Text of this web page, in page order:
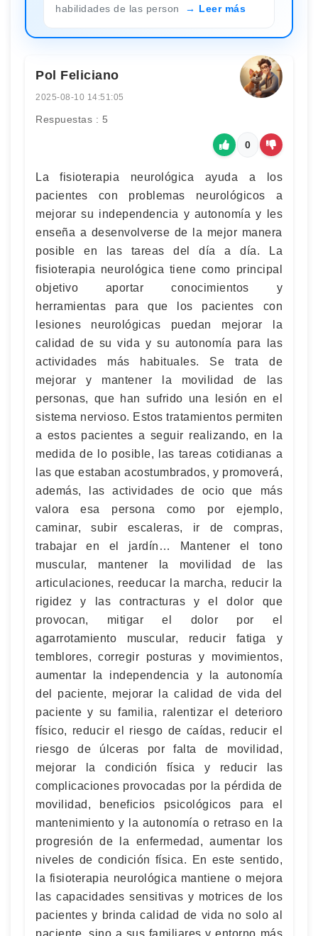
habilidades de las person
Leer más
Pol Feliciano
2025-08-10 14:51:05
Respuestas : 5
0
La fisioterapia neurológica ayuda a los
pacientes con problemas neurológicos a
mejorar su independencia y autonomía y les
enseña a desenvolverse de la mejor manera
posible en las tareas del día a día. La
fisioterapia neurológica tiene como principal
objetivo aportar conocimientos y
herramientas para que los pacientes con
lesiones neurológicas puedan mejorar la
calidad de su vida y su autonomía para las
actividades más habituales. Se trata de
mejorar y mantener la movilidad de las
personas, que han sufrido una lesión en el
sistema nervioso. Estos tratamientos permiten
a estos pacientes a seguir realizando, en la
medida de lo posible, las tareas cotidianas a
las que estaban acostumbrados, y promoverá,
además, las actividades de ocio que más
valora esa persona como por ejemplo,
caminar, subir escaleras, ir de compras,
trabajar en el jardín… Mantener el tono
muscular, mantener la movilidad de las
articulaciones, reeducar la marcha, reducir la
rigidez y las contracturas y el dolor que
provocan, mitigar el dolor por el
agarrotamiento muscular, reducir fatiga y
temblores, corregir posturas y movimientos,
aumentar la independencia y la autonomía
del paciente, mejorar la calidad de vida del
paciente y su familia, ralentizar el deterioro
físico, reducir el riesgo de caídas, reducir el
riesgo de úlceras por falta de movilidad,
mejorar la condición física y reducir las
complicaciones provocadas por la pérdida de
movilidad, beneficios psicológicos para el
mantenimiento y la autonomía o retraso en la
progresión de la enfermedad, aumentar los
niveles de condición física. En este sentido,
la fisioterapia neurológica mantiene o mejora
las capacidades sensitivas y motrices de los
pacientes y brinda calidad de vida no solo al
paciente, sino a sus familiares y entorno más